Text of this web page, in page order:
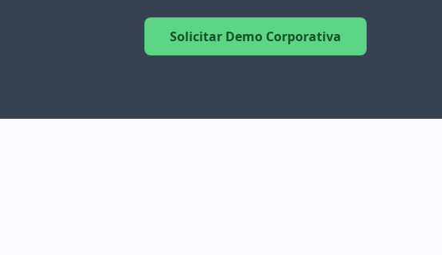
Solicitar Demo Corporativa